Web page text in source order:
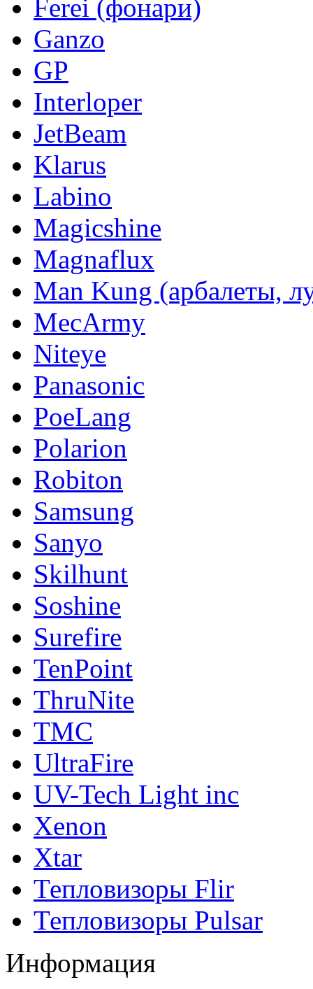
Ferei (фонари)
Ganzo
GP
Interloper
JetBeam
Klarus
Labino
Magicshine
Magnaflux
Man Kung (арбалеты,
MecArmy
Niteye
Panasonic
PoeLang
Polarion
Robiton
Samsung
Sanyo
Skilhunt
Soshine
Surefire
TenPoint
ThruNite
TMC
UltraFire
UV-Tech Light inc
Xenon
Xtar
Тепловизоры Flir
Тепловизоры Pulsar
Информация